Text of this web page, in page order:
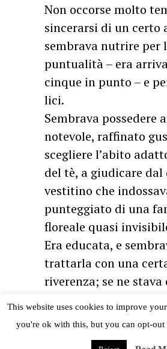
Non occorse molto
sincerarsi di un certo
sembrava nutrire per
puntualità – era
cinque in punto – e
lici.
Sembrava possedere
notevole, raffinato
scegliere l’abito
del tè, a giudicare
vestitino che
punteggiato di una
floreale quasi
Era educata, e
trattarla con una
riverenza; se ne
le mani sulle
This website uses cookies to improve
you're ok with this, but you can opt-